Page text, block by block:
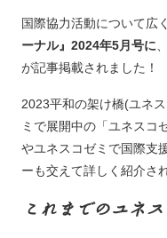
国際協力活動について広
ーナル』2024年5月号に
が記事掲載されました！
2023平和の架け橋(ユネ
ミで展開中の「ユネスコ
やユネスコゼミで国際支
ーも交えて詳しく紹介さ
これまでのユネ